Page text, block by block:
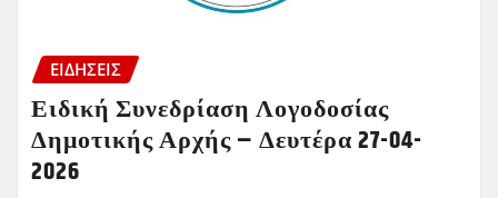
ΕΙΔΗΣΕΙΣ
Ειδική Συνεδρίαση Λογοδοσίας
Δημοτικής Αρχής – Δευτέρα 27-04-
2026